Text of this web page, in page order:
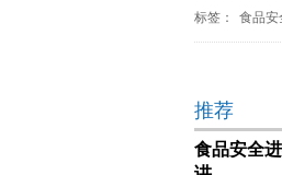
标签： 食品安
推荐
食品安全